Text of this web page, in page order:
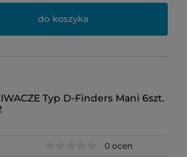
do koszyka
Typ D-Finders Mani 6szt.
0 ocen